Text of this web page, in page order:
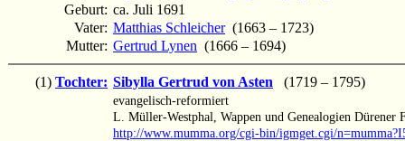
Geburt: ca. Juli 1691
Vater: Matthias Schleicher(1663 – 1723)
Mutter: Gertrud Lynen (1666 – 1694)
(1) Tochter: Sibylla Gertrud von Asten (1719 – 1795)
evangelisch-reformiert
L. Müller-Westphal, Wappen und Genealogien Dürener
http://www.mumma.org/cgi-bin/igmget.cgi/